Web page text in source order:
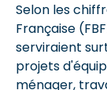
Selon les
Française
serviraient
projets
ménager,